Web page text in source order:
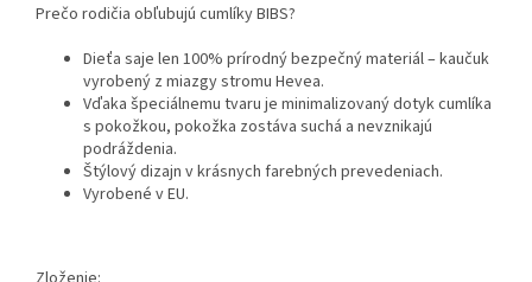
Prečo rodičia obľubujú cumlíky BIBS?
Dieťa saje len 100% prírodný bezpečný materiál – kaučuk
vyrobený z miazgy stromu Hevea.
Vďaka špeciálnemu tvaru je minimalizovaný dotyk cumlíka
s pokožkou, pokožka zostáva suchá a nevznikajú
podráždenia.
Štýlový dizajn v krásnych farebných prevedeniach.
Vyrobené v EU.